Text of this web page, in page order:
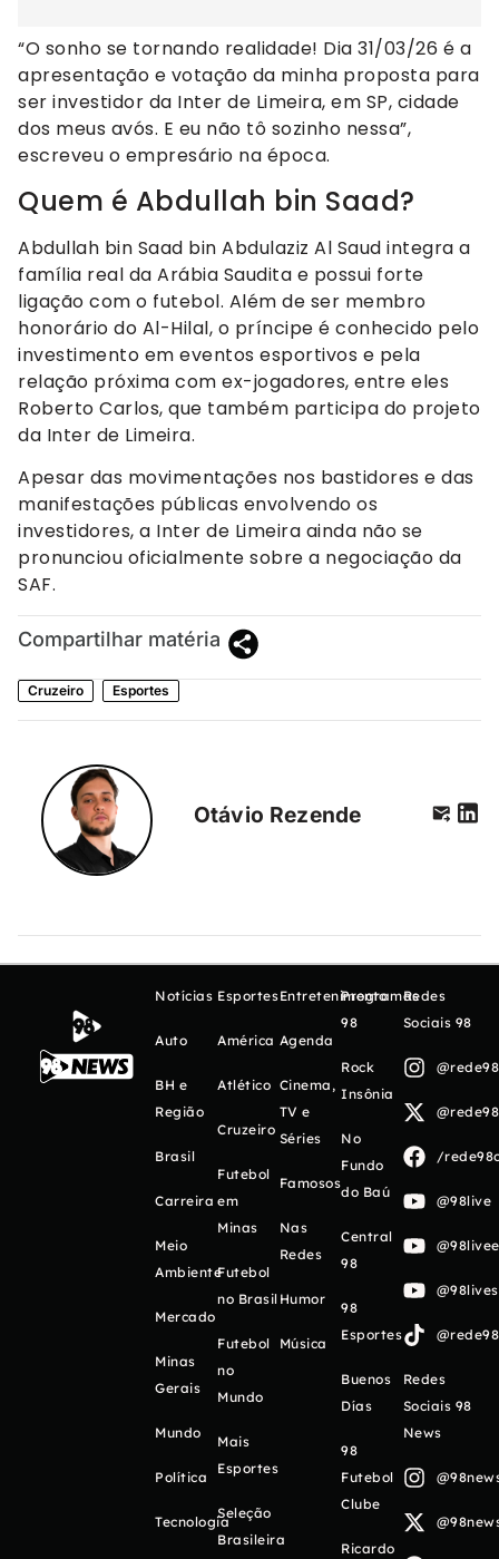
“O sonho se tornando realidade! Dia 31/03/26 é a
apresentação e votação da minha proposta para
ser investidor da Inter de Limeira, em SP, cidade
dos meus avós. E eu não tô sozinho nessa”,
escreveu o empresário na época.
Quem é Abdullah bin Saad?
Abdullah bin Saad bin Abdulaziz Al Saud integra a
família real da Arábia Saudita e possui forte
ligação com o futebol. Além de ser membro
honorário do Al-Hilal, o príncipe é conhecido pelo
investimento em eventos esportivos e pela
relação próxima com ex-jogadores, entre eles
Roberto Carlos, que também participa do projeto
da Inter de Limeira.
Apesar das movimentações nos bastidores e das
manifestações públicas envolvendo os
investidores, a Inter de Limeira ainda não se
pronunciou oficialmente sobre a negociação da
SAF.
Compartilhar matéria
Cruzeiro Esportes
Otávio Rezende
Notícias
Auto
BH e
Região
Brasil
Carreira
Meio
Ambiente
Mercado
Minas
Gerais
Mundo
Política
Tecnologia
Esportes
América
Atlético
Cruzeiro
Futebol
em
Minas
Futebol
no Brasil
Futebol
no
Mundo
Mais
Esportes
Seleção
Brasileira
Entretenimento
Agenda
Cinema,
TV e
Séries
Famosos
Nas
Redes
Humor
Música
Programas
98
Rock
Insônia
No
Fundo
do Baú
Central
98
98
Esportes
Buenos
Días
98
Futebol
Clube
Ricardo
Redes
Sociais 98
/
@98live
Redes
Sociais 98
News